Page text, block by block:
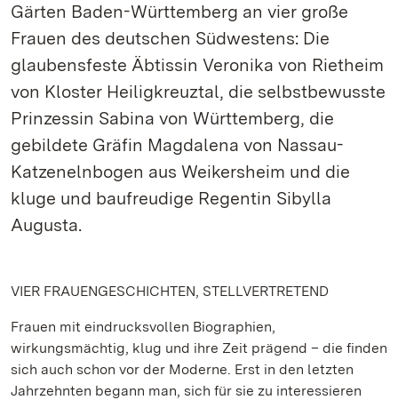
Gärten Baden-Württemberg an vier große
Frauen des deutschen Südwestens: Die
glaubensfeste Äbtissin Veronika von Rietheim
von Kloster Heiligkreuztal, die selbstbewusste
Prinzessin Sabina von Württemberg, die
gebildete Gräfin Magdalena von Nassau-
Katzenelnbogen aus Weikersheim und die
kluge und baufreudige Regentin Sibylla
Augusta.
VIER FRAUENGESCHICHTEN, STELLVERTRETEND
Frauen mit eindrucksvollen Biographien,
wirkungsmächtig, klug und ihre Zeit prägend – die finden
sich auch schon vor der Moderne. Erst in den letzten
Jahrzehnten begann man, sich für sie zu interessieren